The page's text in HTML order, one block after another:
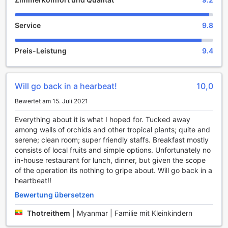
perfekten Rahmen für entspannende Stunden bietet. Der
gemeinsame Wohnbereich, ausgestattet mit komfortablen
Sitzgelegenheiten, lädt dazu ein, sich mit anderen
Reisenden auszutauschen und neue Freundschaften zu
Sie sich in die Geschichten anderer Gäste vertiefen oder
einfach die Ruhe der Umgebung genießen.
Für Unterhaltung sorgt der TV-Bereich, der mit einem
großen Bildschirm ausgestattet ist. Hier können Sie die
neuesten Filme oder spannende Sportereignisse verfolgen
und dabei die Geselligkeit mit anderen Gästen erleben.
Egal, ob Sie sich nach einem aufregenden Tag in der Natur
entspannen oder einfach nur die Zeit mit Freunden und
Familie verbringen möchten, die Unterhaltungsangebote im
Tai House Resort bieten Ihnen die perfekte Gelegenheit
dazu.
Bequeme Einrichtungen im Tai House Resort
Das Tai House Resort in Hsipaw, Myanmar, bietet seinen
Gästen eine Vielzahl von Annehmlichkeiten, die den
Service 9.8
Preis-Leistung 9.4
Will go back in a hearbeat! 10,0
Bewertet am 15. Juli 2021
Everything about it is what I hoped for. Tucked away
among walls of orchids and other tropical plants; quite and
serene; clean room; super friendly staffs. Breakfast mostly
consists of local fruits and simple options. Unfortunately no
in-house restaurant for lunch, dinner, but given the scope
of the operation its nothing to gripe about. Will go back in a
heartbeat!!
Bewertung übersetzen
Thotreithem Myanmar | Familie mit Kleinkindern